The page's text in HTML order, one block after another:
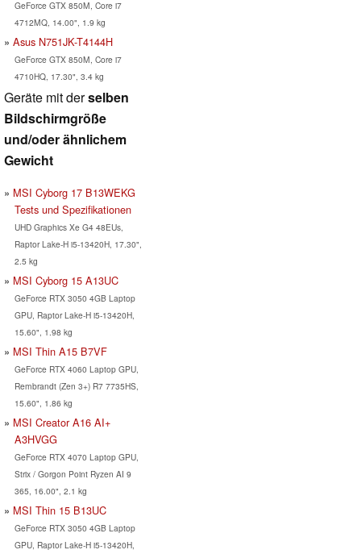
GeForce GTX 850M, Core i7
4712MQ, 14.00", 1.9 kg
Asus N751JK-T4144H
GeForce GTX 850M, Core i7
4710HQ, 17.30", 3.4 kg
Geräte mit derselben
Bildschirmgröße
und/oder ähnlichem
Gewicht
MSI Cyborg 17 B13WEKG
Tests und Spezifikationen
UHD Graphics Xe G4 48EUs,
Raptor Lake-H i5-13420H, 17.30",
2.5 kg
MSI Cyborg 15 A13UC
GeForce RTX 3050 4GB Laptop
GPU, Raptor Lake-H i5-13420H,
15.60", 1.98 kg
MSI Thin A15 B7VF
GeForce RTX 4060 Laptop GPU,
Rembrandt (Zen 3+) R7 7735HS,
15.60", 1.86 kg
MSI Creator A16 AI+
A3HVGG
GeForce RTX 4070 Laptop GPU,
Strix / Gorgon Point Ryzen AI 9
365, 16.00", 2.1 kg
MSI Thin 15 B13UC
GeForce RTX 3050 4GB Laptop
GPU, Raptor Lake-H i5-13420H,